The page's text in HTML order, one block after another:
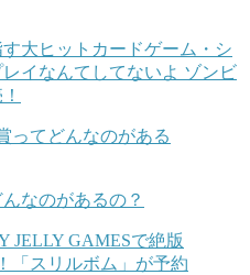
す大ヒットカードゲーム・シ
イなんてしてないよ ゾンビ
なのがあるの？